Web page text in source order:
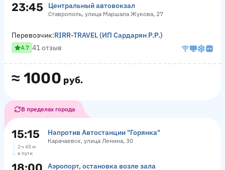
23:45 Центральный автовокзал
Ставрополь, улица Маршала Жукова, 27
≈ 1000 руб.
Перевозчик:RIRR-TRAVEL (ИП Сардарян Р.Р.)
4.7 41 отзыв
В пределах города
15:15 Напротив Автостанции "Горянка"
Карачаевск, улица Ленина, 30
2 ч 45 м
в пути
Аэропорт, остановка возле зала